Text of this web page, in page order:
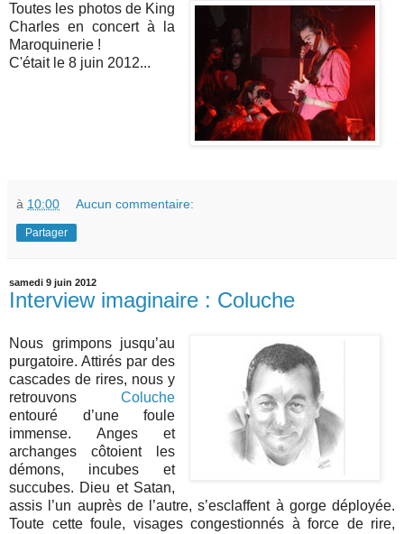
Toutes les photos de King
Charles en concert à la
Maroquinerie !
C'était le 8 juin 2012...
à 10:00 Aucun commentaire:
Partager
samedi 9 juin 2012
Interview imaginaire : Coluche
Nous grimpons jusqu’au
purgatoire. Attirés par des
cascades de rires, nous y
retrouvonsColuche
entouré d’une foule
immense. Anges et
archanges côtoient les
démons, incubes et
succubes. Dieu et Satan,
assis l’un auprès de l’autre, s’esclaffent à gorge déployée.
Toute cette foule, visages congestionnés à force de rire,